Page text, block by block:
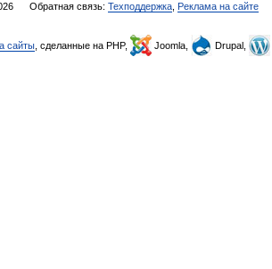
Обратная связь: Техподдержка Реклама на сайте
сайты , сделанные на PHP, Joomla, Drupal,